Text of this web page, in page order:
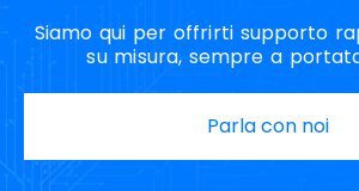
Siamo qui per offrirti supporto
su misura, sempre a
Parla con noi